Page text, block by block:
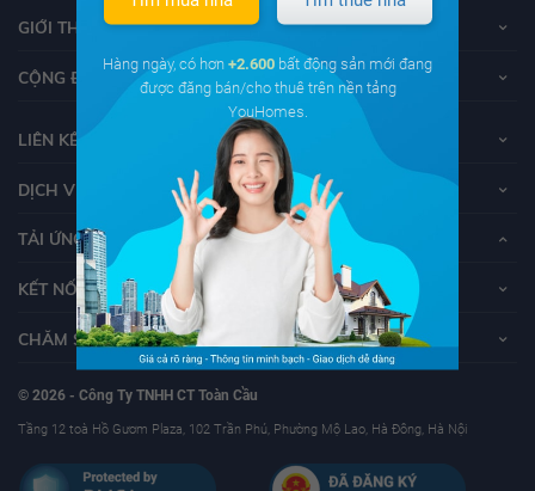
GIỚI THIỆU VỀ YOUHOMES
CỘNG ĐỒNG YOUHOMERS
LIÊN KẾT
DỊCH VỤ KHÁCH HÀNG
TẢI ỨNG DỤNG YOUHOMES
KẾT NỐI VỚI YOUHOMES
CHĂM SÓC KHÁCH HÀNG
© 2026 - Công Ty TNHH CT Toàn Cầu
Tầng 12 toà Hồ Gươm Plaza, 102 Trần Phú, Phường Mộ Lao, Hà Đông, Hà Nội
Hàng ngày, có hơn +2.600 bất động sản mới đang
được đăng bán/cho thuê trên nền tảng
YouHomes.